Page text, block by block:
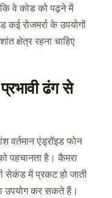
वे कोड को पढ़ने में
रोजमर्रा के उपयोगों
क्षेत्र रहना चाहिए
ढंग से
एंड्रॉइड फोन
पहचानता है। कैमरा
सेकंड में प्रकट हो जाती
उपयोग कर सकते हैं।